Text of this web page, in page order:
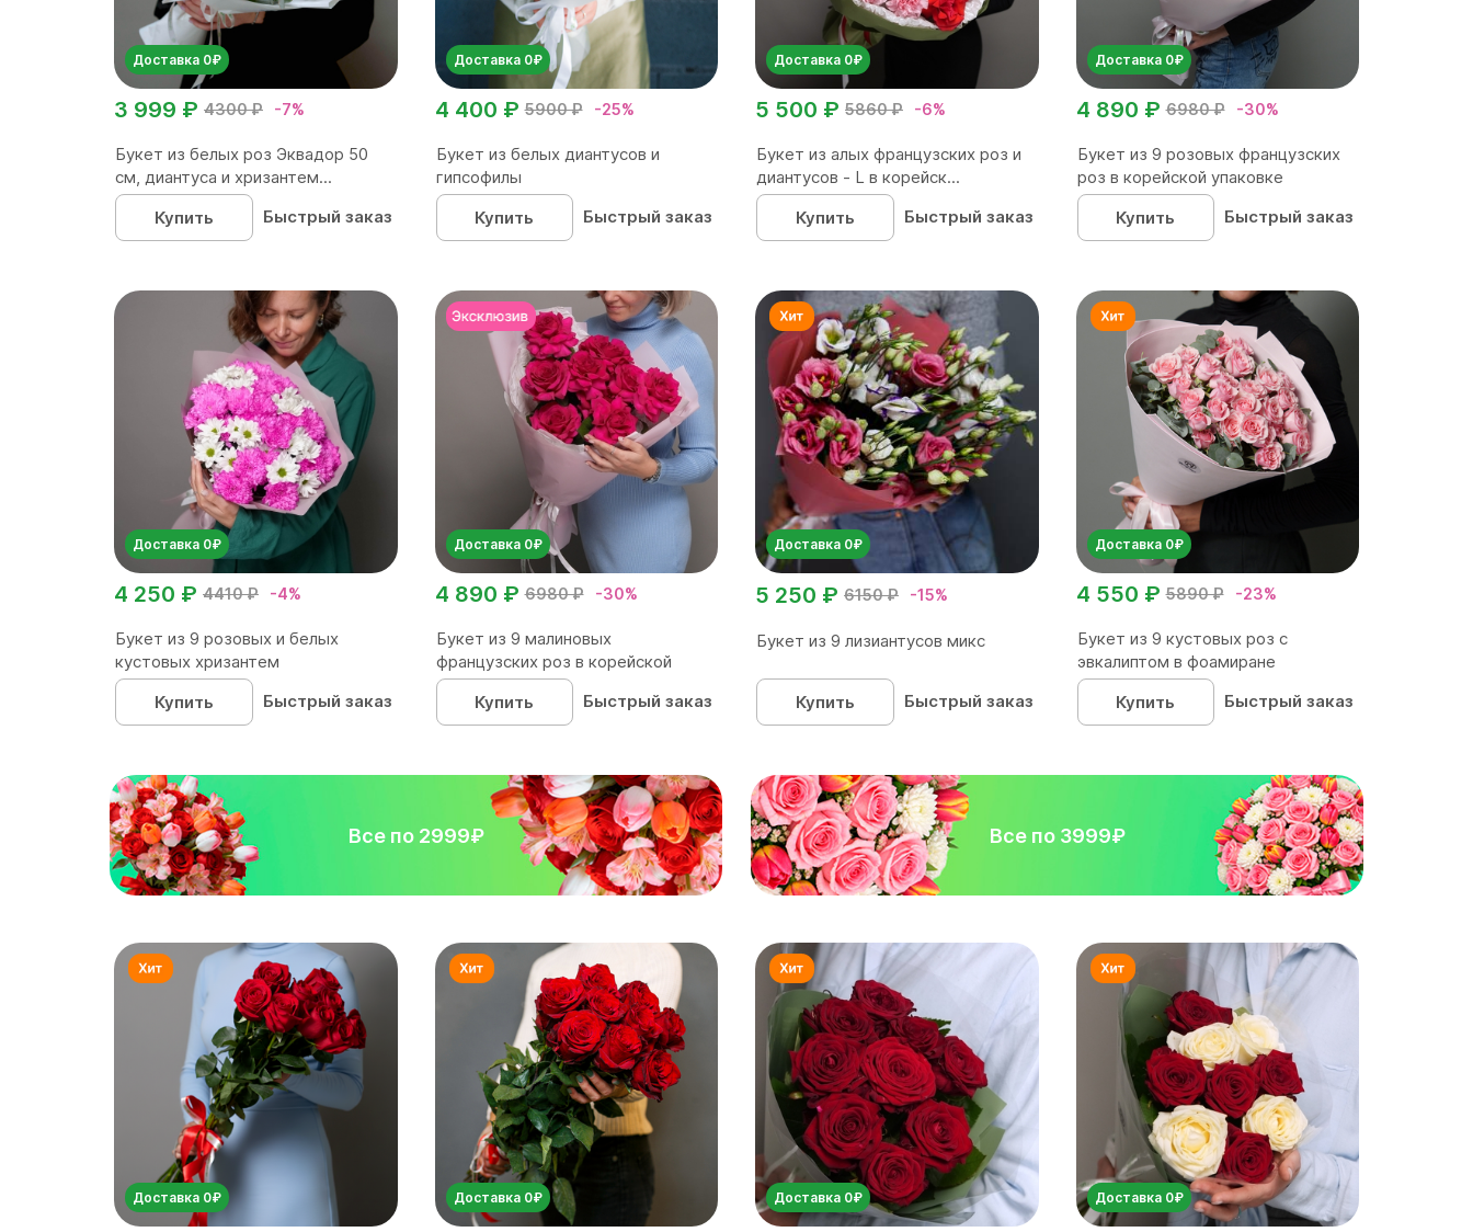
Доставка 0₽
4300 ₽ -7%
3 999 ₽
Букет из белых роз Эквадор 50
см, диантуса и хризантем...
Купить
Быстрый заказ
Доставка 0₽
5900 ₽ -25%
4 400 ₽
Букет из белых диантусов и
гипсофилы
Купить
Быстрый заказ
Доставка 0₽
5860 ₽ -6%
5 500 ₽
Букет из алых французских роз и
диантусов - L в корейск...
Купить
Быстрый заказ
Доставка 0₽
6980 ₽ -30%
4 890 ₽
Букет из 9 розовых французских
роз в корейской упаковке
Купить
Быстрый заказ
Доставка 0₽
4410 ₽ -4%
4 250 ₽
Букет из 9 розовых и белых
кустовых хризантем
Купить
Быстрый заказ
Доставка 0₽
6980 ₽ -30%
4 890 ₽
Букет из 9 малиновых
французских роз в корейской
упаков...
Купить
Быстрый заказ
Доставка 0₽
6150 ₽ -15%
5 250 ₽
Букет из 9 лизиантусов микс
Купить Быстрый заказ
Доставка 0₽
5890 ₽ -23%
4 550 ₽
Букет из 9 кустовых роз с
эвкалиптом в фоамиране
Купить
Быстрый заказ
Все по 2999₽ Все по 3999₽
Доставка 0₽ Доставка 0₽ Доставка 0₽ Доставка 0₽